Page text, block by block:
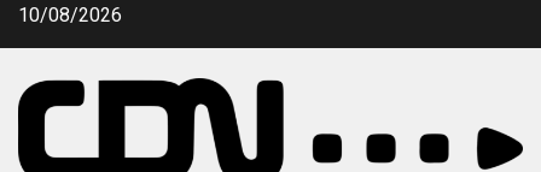
Przejdź
10/08/2026